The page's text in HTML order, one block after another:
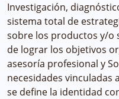
Investigación,
sistema total de
sobre los productos y/o
de lograr los objetivos
asesoría profesional y
necesidades vinculadas
se define la identidad